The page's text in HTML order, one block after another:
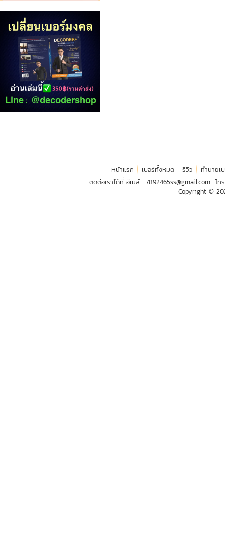
หน้าแรก เบอร์ทั้งหมด รีวิว
ทำนายเ
ติดต่อเราได้ที่ อีเมล์ : 7892465ss@gmail.com โท
Copyright ©